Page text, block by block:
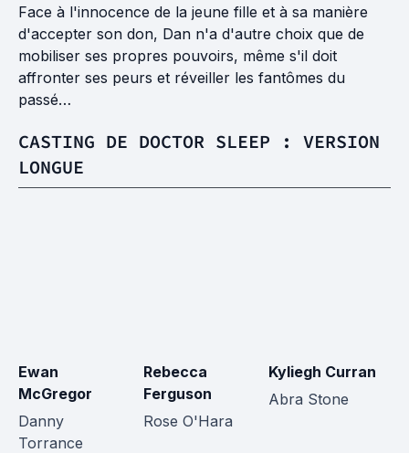
Face à l'innocence de la jeune fille et à sa manière
d'accepter son don, Dan n'a d'autre choix que de
mobiliser ses propres pouvoirs, même s'il doit
affronter ses peurs et réveiller les fantômes du
passé…
CASTING DE DOCTOR SLEEP : VERSION
LONGUE
Ewan
McGregor
Danny
Torrance
Rebecca
Ferguson
Rose O'Hara
Kyliegh Curran
Abra Stone